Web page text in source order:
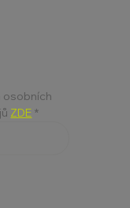
osobních
ZDE *